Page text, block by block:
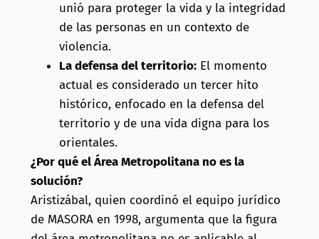
unió para proteger la vida y la integridad
de las personas en un contexto de
violencia.
La defensa del territorio:El momento
actual es considerado un tercer hito
histórico, enfocado en la defensa del
territorio y de una vida digna para los
orientales.
¿Por qué el Área Metropolitana no es la
solución?
Aristizábal, quien coordinó el equipo jurídico
de MASORA en 1998, argumenta que la figura